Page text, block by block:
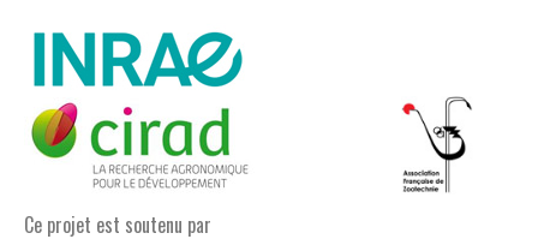
Ce projet est soutenu par